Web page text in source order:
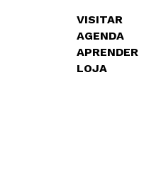
VISITAR
AGENDA
APRENDER
LOJA